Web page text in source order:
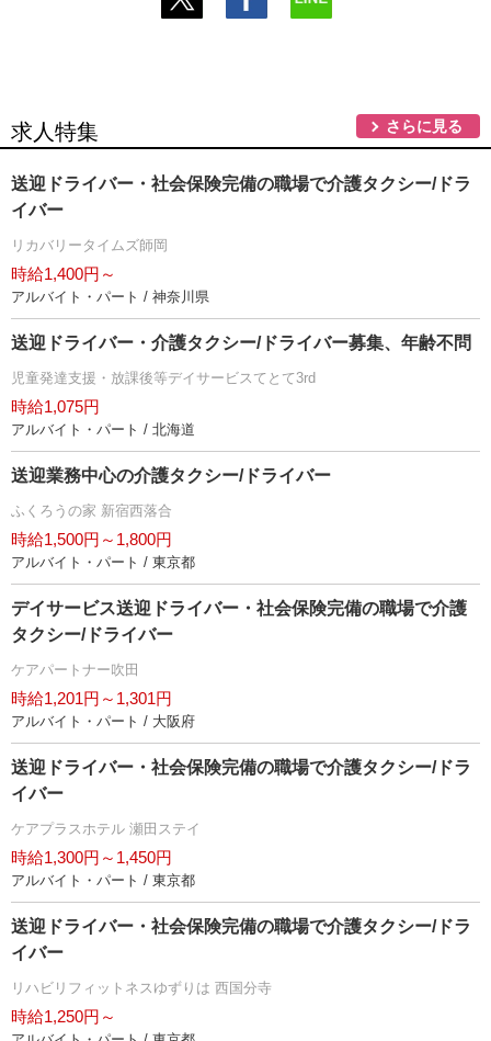
求人特集 さらに見る
送迎ドライバー・社会保険完備の職場で介護タクシー/ドラ
イバー
リカバリータイムズ師岡
時給1,400円～
アルバイト・パート / 神奈川県
送迎ドライバー・介護タクシー/ドライバー募集、年齢不問
児童発達支援・放課後等デイサービスてとて3rd
時給1,075円
アルバイト・パート / 北海道
送迎業務中心の介護タクシー/ドライバー
ふくろうの家 新宿西落合
時給1,500円～1,800円
アルバイト・パート / 東京都
デイサービス送迎ドライバー・社会保険完備の職場で介護
タクシー/ドライバー
ケアパートナー吹田
時給1,201円～1,301円
アルバイト・パート / 大阪府
送迎ドライバー・社会保険完備の職場で介護タクシー/ドラ
イバー
ケアプラスホテル 瀬田ステイ
時給1,300円～1,450円
アルバイト・パート / 東京都
送迎ドライバー・社会保険完備の職場で介護タクシー/ドラ
イバー
リハビリフィットネスゆずりは 西国分寺
時給1,250円～